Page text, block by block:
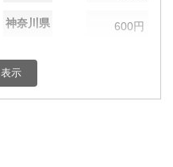
神奈川県 600円
富山県
示